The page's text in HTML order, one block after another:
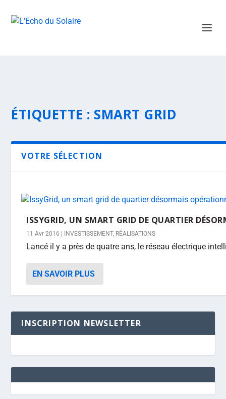
ÉTIQUETTE : SMART GRID
VOTRE SÉLECTION
ISSYGRID, UN SMART GRID DE QUARTIER
11 Avr 2016 INVESTISSEMENT, RÉALISATIONS
Lancé il y a près de quatre ans, le réseau électrique
EN SAVOIR PLUS
INSCRIPTION NEWSLETTER